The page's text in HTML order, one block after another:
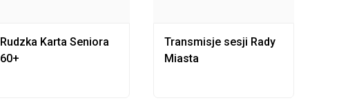
Rudzka Karta Seniora
60+
Transmisje sesji Rady
Miasta